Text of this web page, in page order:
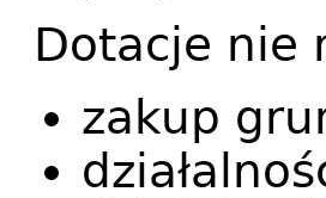
Dotacje nie
zakup